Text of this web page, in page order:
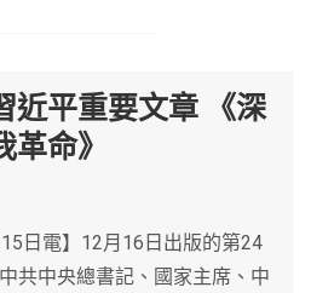
近平重要文章 《深
命》
電】12月16日出版的第24
共中央總書記、國家主席、中